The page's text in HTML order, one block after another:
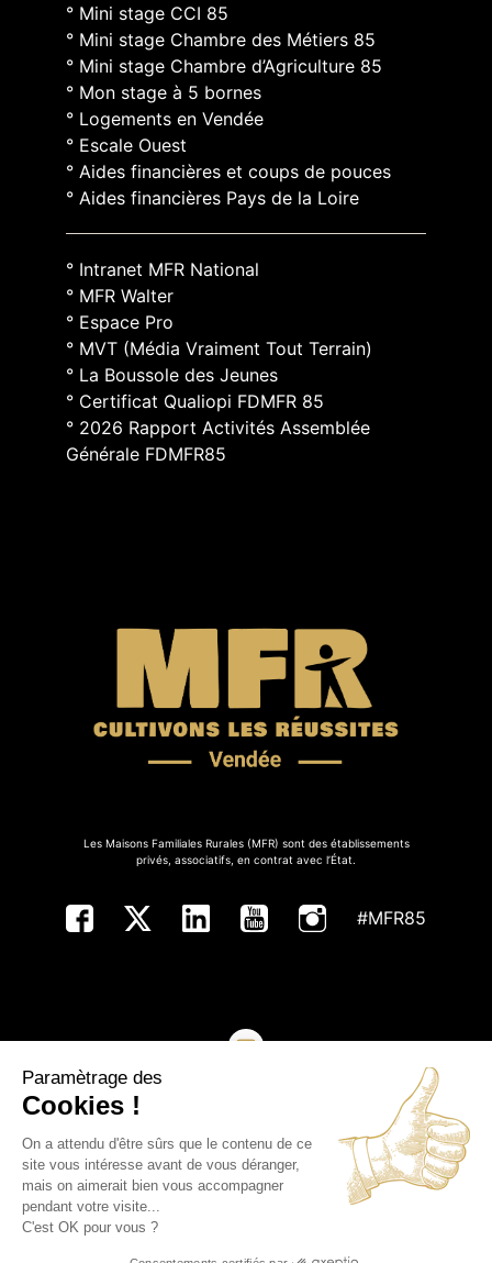
° Mini stage CCI 85
° Mini stage Chambre des Métiers 85
° Mini stage Chambre d’Agriculture 85
° Mon stage à 5 bornes
° Logements en Vendée
° Escale Ouest
° Aides financières et coups de pouces
° Aides financières Pays de la Loire
° Intranet MFR National
° MFR Walter
° Espace Pro
° MVT (Média Vraiment Tout Terrain)
° La Boussole des Jeunes
° Certificat Qualiopi FDMFR 85
° 2026 Rapport Activités Assemblée
Générale FDMFR85
Les Maisons Familiales Rurales (MFR) sont des établissements
privés, associatifs, en contrat avec l’État.
#MFR85
Copyright ©MFR de Vendée - Tous droits réservés
Paramètrage des
Cookies !
On a attendu d'être sûrs que le contenu de ce
site vous intéresse avant de vous déranger,
mais on aimerait bien vous accompagner
pendant votre visite...
C'est OK pour vous ?